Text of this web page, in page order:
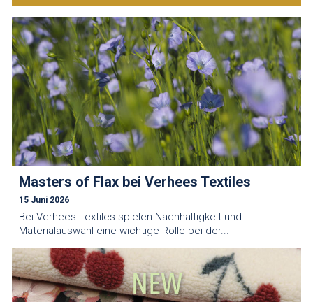
Masters of Flax bei Verhees Textiles
15 Juni 2026
Bei Verhees Textiles spielen Nachhaltigkeit und
Materialauswahl eine wichtige Rolle bei der...